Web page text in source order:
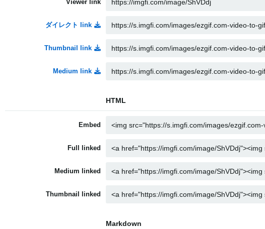
Viewer link
ダイレクト link
Thumbnail link
Medium link
HTML
Embed
Full linked
Medium linked
Thumbnail linked
Markdown